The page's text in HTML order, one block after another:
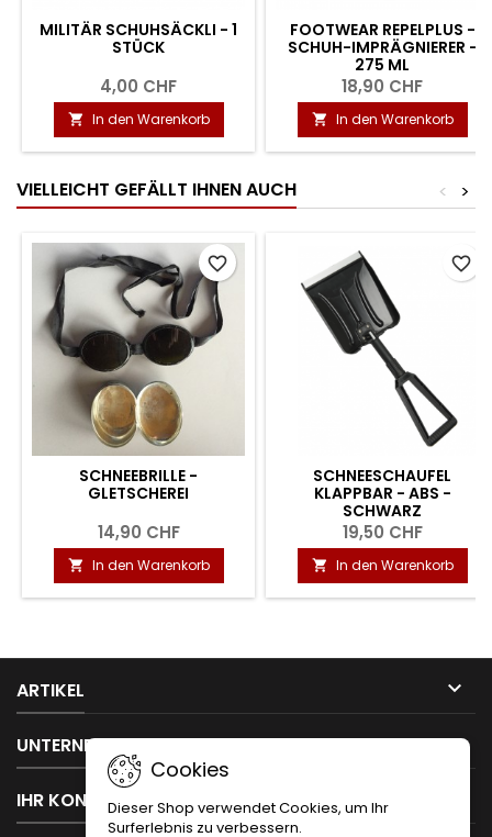
MILITÄR SCHUHSÄCKLI - 1
STÜCK
4,00 CHF
 In den Warenkorb
FOOTWEAR REPELPLUS -
SCHUH-IMPRÄGNIERER -
275 ML
18,90 CHF
 In den Warenkorb
VIELLEICHT GEFÄLLT IHNEN AUCH >
<
SCHNEEBRILLE -
GLETSCHEREI
14,90 CHF
 In den Warenkorb
favorite_border
SCHNEESCHAUFEL
KLAPPBAR - ABS -
SCHWARZ
19,50 CHF
 In den Warenkorb
favorite_border
ARTIKEL 
UNTERNEHMEN 
IHR KONTO
Cookies
Dieser Shop verwendet Cookies, um Ihr
Surferlebnis zu verbessern.